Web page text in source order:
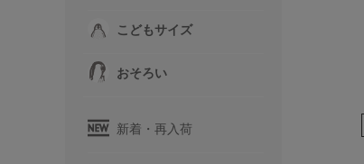
こどもサイズ
おそろい
新着・再入荷